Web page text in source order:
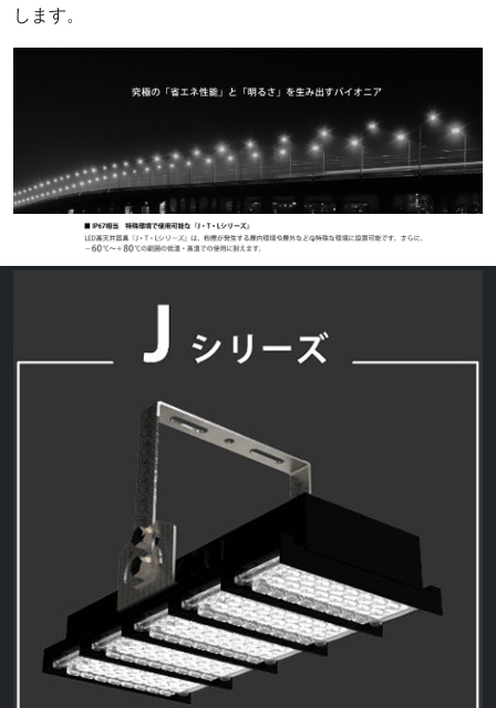
します。